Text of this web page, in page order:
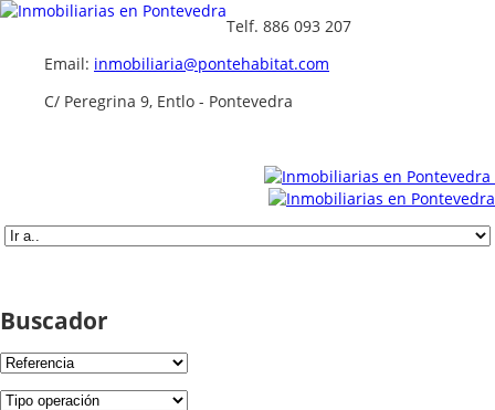
Telf. 886 093 207
Email: inmobiliaria@pontehabitat.com
C/ Peregrina 9, Entlo - Pontevedra
Buscador